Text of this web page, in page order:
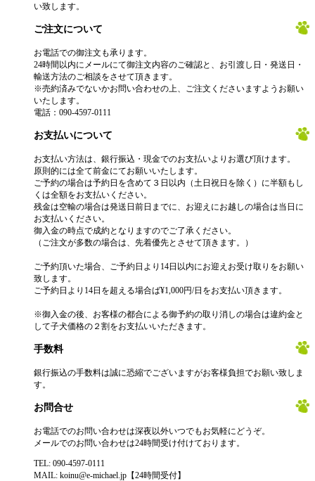
い致します。
ご注文について
お電話での御注文も承ります。
24時間以内にメールにて御注文内容のご確認と、お引渡し日・発送日・
輸送方法のご相談をさせて頂きます。
※売約済みでないかお問い合わせの上、ご注文くださいますようお願い
いたします。
電話：090-4597-0111
お支払いについて
お支払い方法は、銀行振込・現金でのお支払いよりお選び頂けます。
原則的には全て前金にてお願いいたします。
ご予約の場合は予約日を含めて３日以内（土日祝日を除く）に半額もし
くは全額をお支払いください。
残金は空輸の場合は発送日前日までに、お迎えにお越しの場合は当日に
お支払いください。
御入金の時点で成約となりますのでご了承ください。
（ご注文が多数の場合は、先着優先とさせて頂きます。）
ご予約頂いた場合、ご予約日より14日以内にお迎えお受け取りをお願い
致します。
ご予約日より14日を超える場合ば¥1,000円/日をお支払い頂きます。
※御入金の後、お客様の都合による御予約の取り消しの場合は違約金と
して子犬価格の２割をお支払いいただきます。
手数料
銀行振込の手数料は誠に恐縮でございますがお客様負担でお願い致しま
す。
お問合せ
お電話でのお問い合わせは深夜以外いつでもお気軽にどうぞ。
メールでのお問い合わせは24時間受け付けております。
TEL: 090-4597-0111
MAIL: koinu@e-michael.jp【24時間受付】